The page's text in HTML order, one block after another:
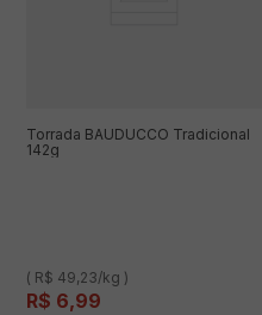
Torrada BAUDUCCO Tradicional
142g
( R$ 49,23/kg )
R$ 6,99